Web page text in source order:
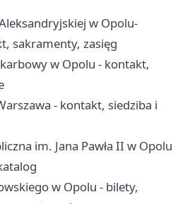
w Opolu-
sakramenty, zasięg
w Opolu - kontakt,
- kontakt, siedziba i
im. Jana Pawła II w Opolu
w Opolu - bilety,